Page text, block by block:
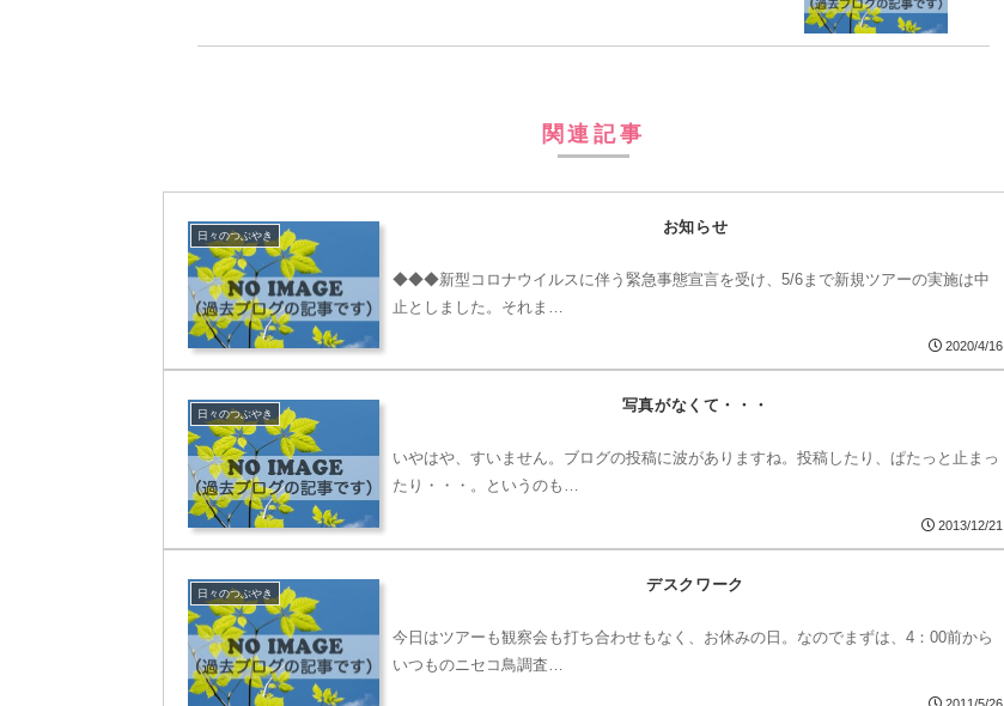
関連記事
日々のつぶやき
お知らせ
◆◆◆新型コロナウイルスに伴う緊急事態宣言を受け、5/6まで新規ツアーの実施は中
止としました。それま…
2020/4/16
日々のつぶやき
写真がなくて・・・
いやはや、すいません。ブログの投稿に波がありますね。投稿したり、ぱたっと止まっ
たり・・・。というのも…
2013/12/21
日々のつぶやき
デスクワーク
今日はツアーも観察会も打ち合わせもなく、お休みの日。なのでまずは、4：00前から
いつものニセコ鳥調査…